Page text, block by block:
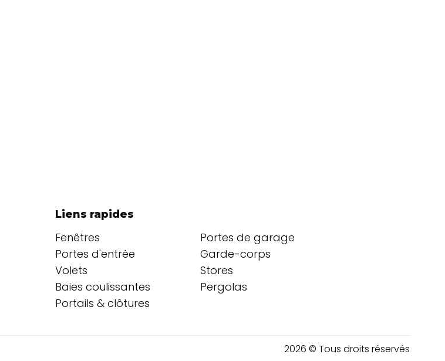
Liens rapides
Fenêtres
Portes d'entrée
Volets
Baies coulissantes
Portails & clôtures
Portes de garage
Garde-corps
Stores
Pergolas
2026 © Tous droits réservés